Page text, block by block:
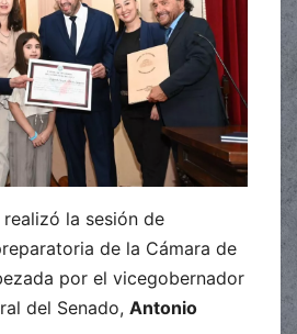
la sesión de
de la Cámara de
por el vicegobernador
del Senado, Antonio